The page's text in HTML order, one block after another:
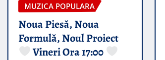
MUZICA POPULARA
Noua Piesă, Noua
Formulă, Noul Proiect
Vineri Ora 17:00